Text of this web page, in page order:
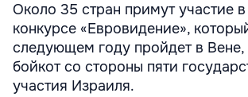
Около 35 стран примут участие
конкурсе «Евровидение»,
следующем году пройдет в Вене,
бойкот со стороны пяти
участия Израиля.